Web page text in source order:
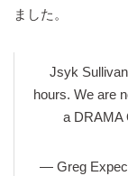
ました。
Jsyk
hours. We are
a DRAMA
— Greg